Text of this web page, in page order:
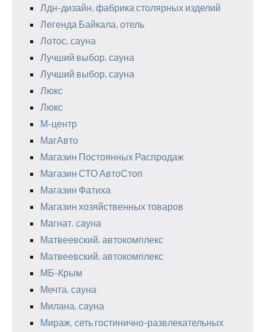
Лдн-дизайн, фабрика столярных изделий
Легенда Байкала, отель
Лотос, сауна
Лучший выбор, сауна
Лучший выбор, сауна
Люкс
Люкс
М-центр
МагАвто
Магазин Постоянных Распродаж
Магазин СТО АвтоСтоп
Магазин Фатиха
Магазин хозяйственных товаров
Магнат, сауна
Матвеевский, автокомплекс
Матвеевский, автокомплекс
МБ-Крым
Мечта, сауна
Милана, сауна
Мираж, сеть гостинично-развлекательных